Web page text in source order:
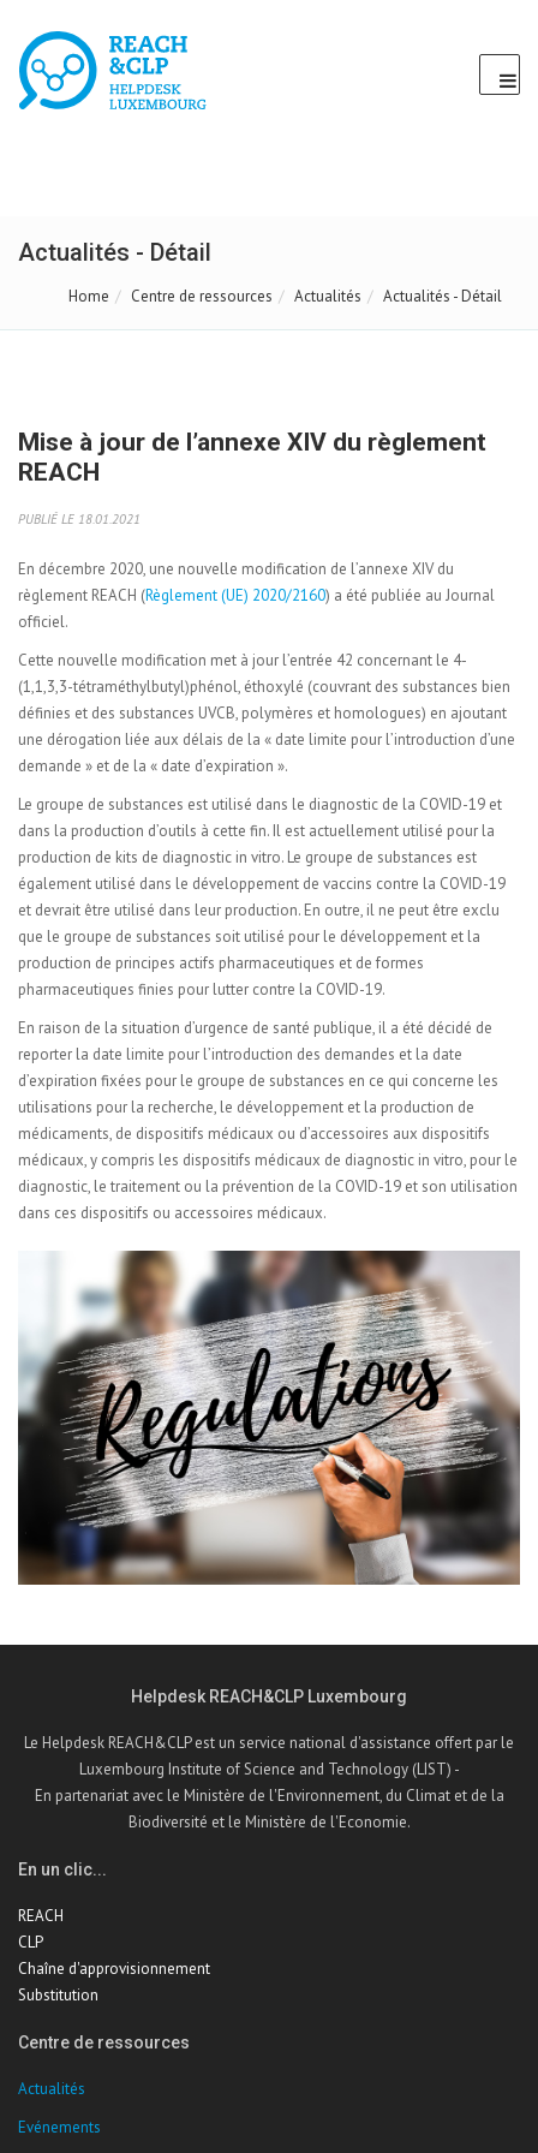
Actualités - Détail
Home Centre de ressources Actualités Actualités - Détail
Mise à jour de l’annexe XIV du règlement
REACH
PUBLIÉ LE 18.01.2021
En décembre 2020, une nouvelle modification de l’annexe XIV du
règlement REACH (Règlement (UE) 2020/2160) a été publiée au Journal
officiel.
Cette nouvelle modification met à jour l’entrée 42 concernant le 4-
(1,1,3,3-tétraméthylbutyl)phénol, éthoxylé (couvrant des substances bien
définies et des substances UVCB, polymères et homologues) en ajoutant
une dérogation liée aux délais de la « date limite pour l’introduction d’une
demande » et de la « date d’expiration ».
Le groupe de substances est utilisé dans le diagnostic de la COVID-19 et
dans la production d’outils à cette fin. Il est actuellement utilisé pour la
production de kits de diagnostic in vitro. Le groupe de substances est
également utilisé dans le développement de vaccins contre la COVID-19
et devrait être utilisé dans leur production. En outre, il ne peut être exclu
que le groupe de substances soit utilisé pour le développement et la
production de principes actifs pharmaceutiques et de formes
pharmaceutiques finies pour lutter contre la COVID-19.
En raison de la situation d’urgence de santé publique, il a été décidé de
reporter la date limite pour l’introduction des demandes et la date
d’expiration fixées pour le groupe de substances en ce qui concerne les
utilisations pour la recherche, le développement et la production de
médicaments, de dispositifs médicaux ou d’accessoires aux dispositifs
médicaux, y compris les dispositifs médicaux de diagnostic in vitro, pour le
diagnostic, le traitement ou la prévention de la COVID-19 et son utilisation
dans ces dispositifs ou accessoires médicaux.
Helpdesk REACH&CLP Luxembourg
Le Helpdesk REACH&CLP est un service national d'assistance offert par le
Luxembourg Institute of Science and Technology (LIST) -
En partenariat avec le Ministère de l'Environnement, du Climat et de la
Biodiversité et le Ministère de l'Economie.
En un clic...
REACH
CLP
Chaîne d'approvisionnement
Substitution
Centre de ressources
Actualités
Evénements